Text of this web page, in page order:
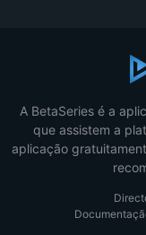
A BetaSeries é a
que assistem a
aplicação